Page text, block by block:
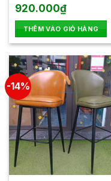
Được
hạng
0
5
sao
920.000₫
THÊM VÀO GIỎ HÀNG
-14%